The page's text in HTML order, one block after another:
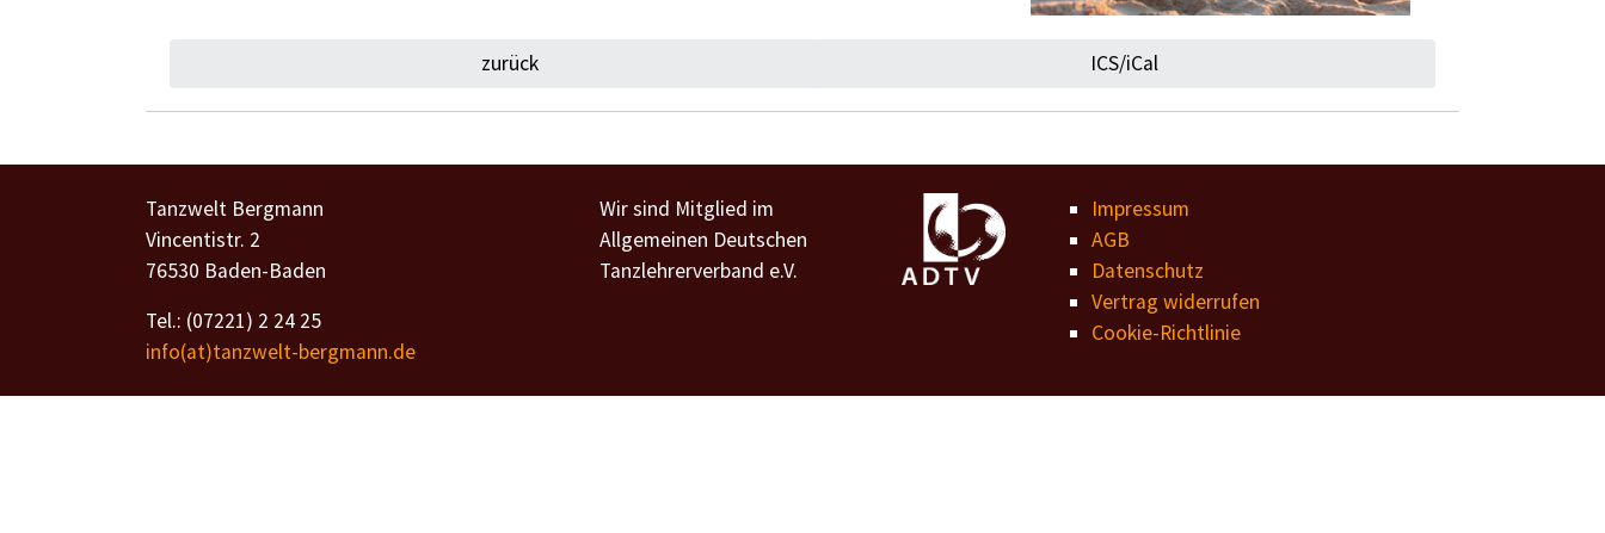
zurück ICS/iCal
Tanzwelt Bergmann
Vincentistr. 2
76530 Baden-Baden
Tel.: (07221) 2 24 25
info(at)tanzwelt-bergmann.de
Wir sind Mitglied im
Allgemeinen Deutschen
Tanzlehrerverband e.V.
Impressum
AGB
Datenschutz
Vertrag widerrufen
Cookie-Richtlinie